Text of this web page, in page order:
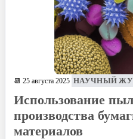
📆 25 августа 2025 НАУЧНЫЙ
Использование
производства
материалов